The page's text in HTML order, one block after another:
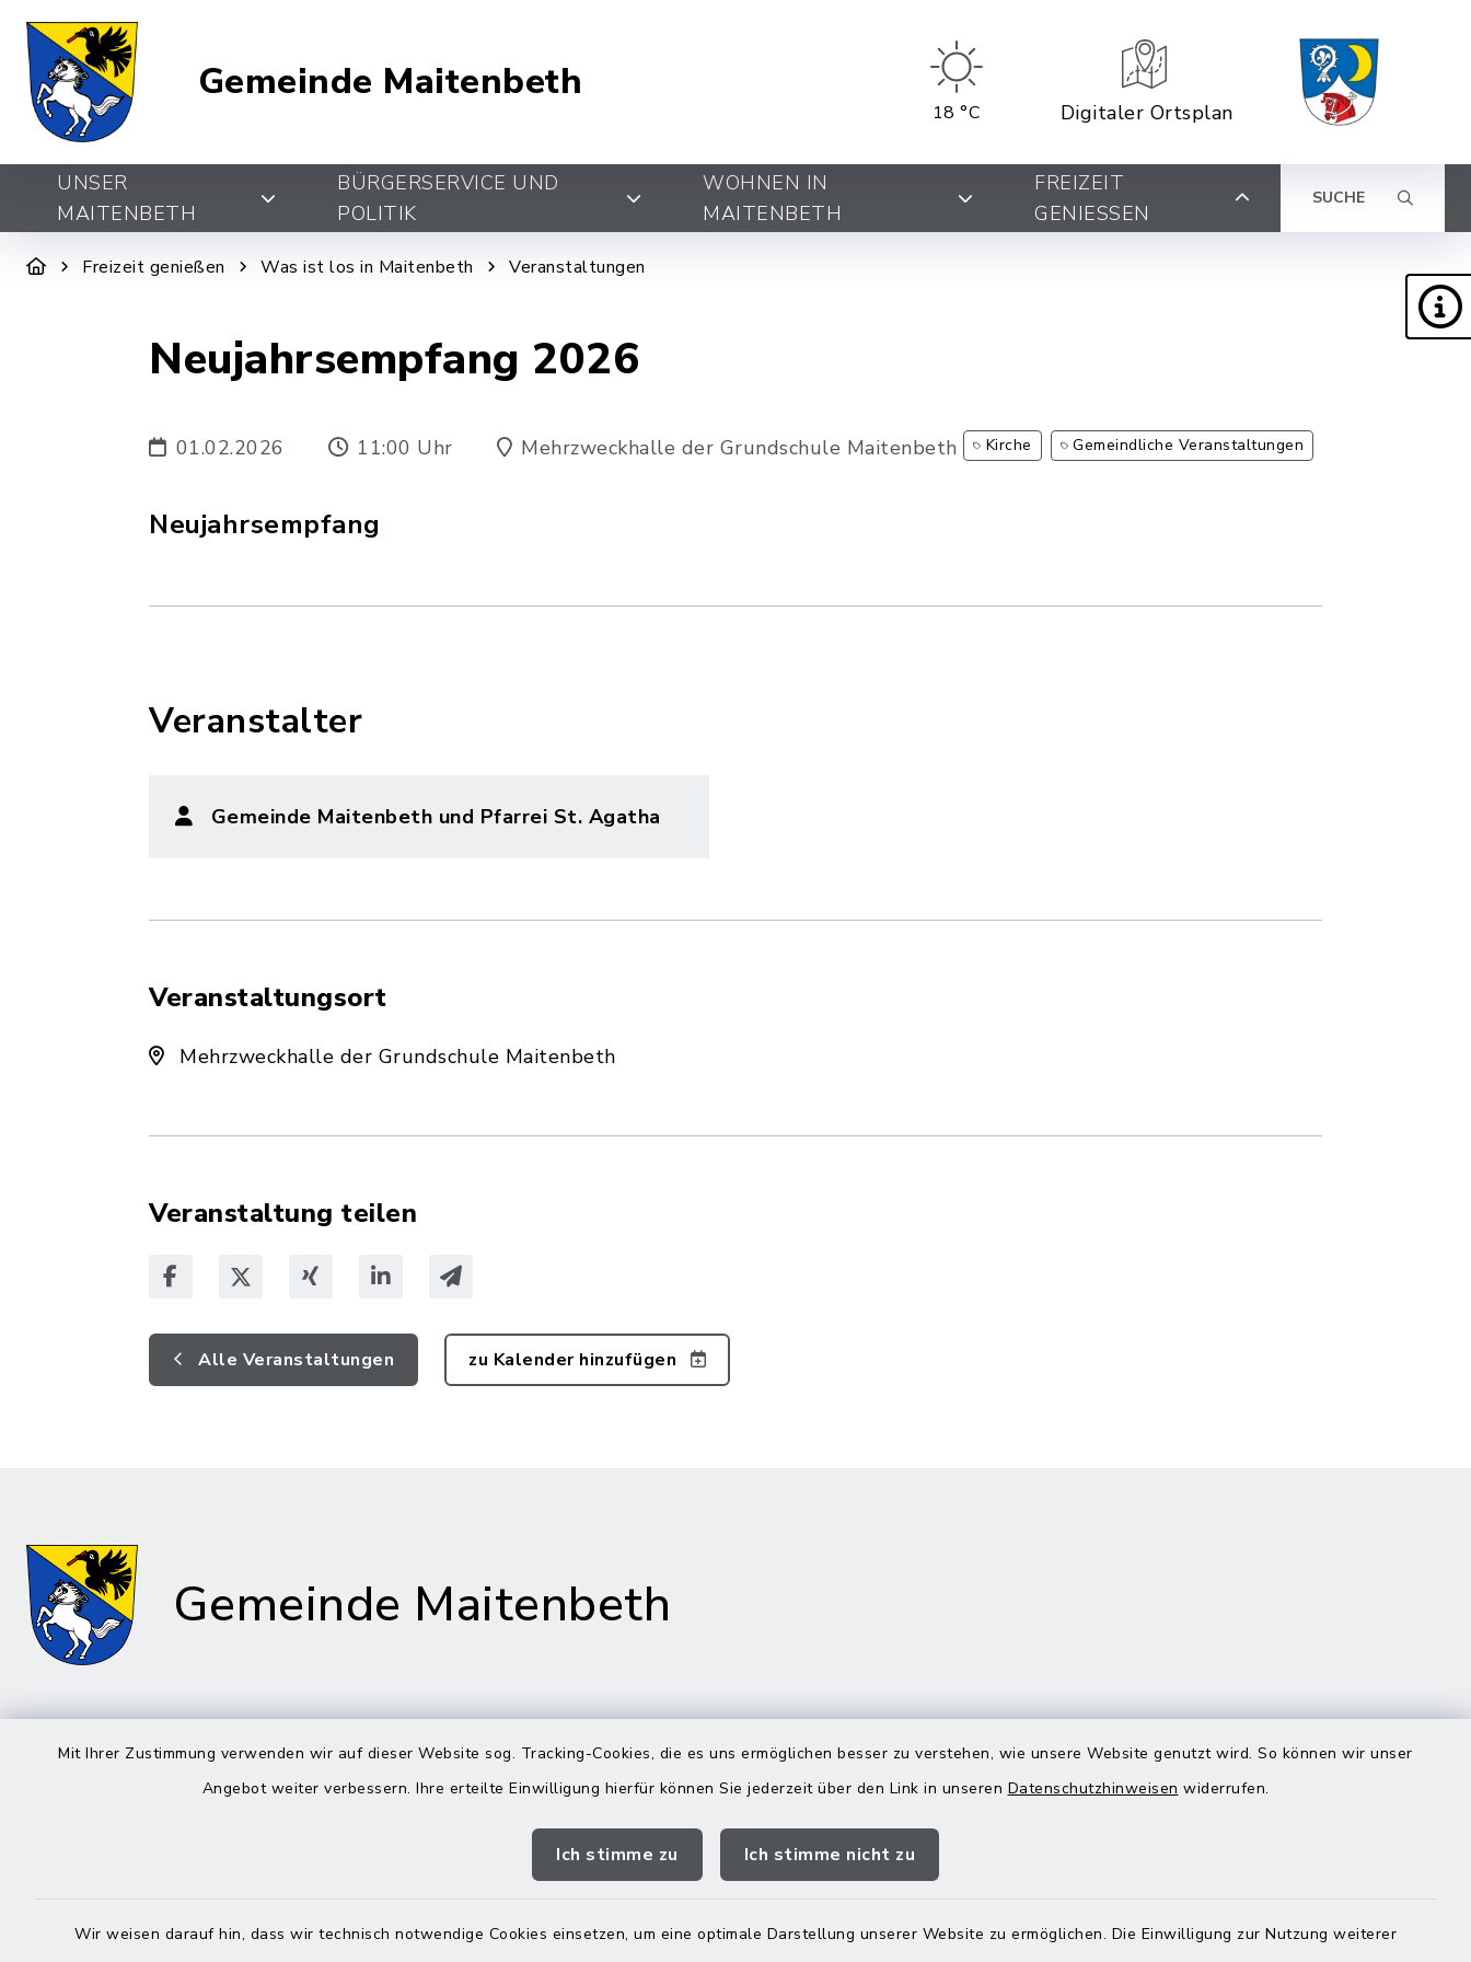
Mit Ihrer Zustimmung verwenden wir auf dieser Website sog. Tracking-Cookies, die es uns ermöglichen besser zu verstehen, wie unsere Website genutzt wird. So können wir unser
Angebot weiter verbessern. Ihre erteilte Einwilligung hierfür können Sie jederzeit über den Link in unseren Datenschutzhinweisen widerrufen.
Ich stimme zu Ich stimme nicht zu
Wir weisen darauf hin, dass wir technisch notwendige Cookies einsetzen, um eine optimale Darstellung unserer Website zu ermöglichen. Die Einwilligung zur Nutzung weiterer
Gemeinde Maitenbeth
18 °C Digitaler Ortsplan
UNSER
MAITENBETH
BÜRGERSERVICE UND
POLITIK
WOHNEN IN
MAITENBETH
FREIZEIT
GENIESSEN
SUCHE
Freizeit genießen Was ist los in Maitenbeth Veranstaltungen
Neujahrsempfang 2026
01.02.2026 11:00 Uhr Mehrzweckhalle der Grundschule Maitenbeth Kirche Gemeindliche Veranstaltungen
Neujahrsempfang
Veranstalter
Gemeinde Maitenbeth und Pfarrei St. Agatha
Veranstaltungsort
Mehrzweckhalle der Grundschule Maitenbeth
Veranstaltung teilen
Alle Veranstaltungen zu Kalender hinzufügen
Gemeinde Maitenbeth
Rathaus in Maitenbeth Öffnungszeiten
Montag bis Freitag:
08:00-12:00 Uhr
Donnerstag zusätzlich:
13:00-18:00 Uhr
Rathaus in
Rechtmehring
Korbiniansweg 3
83562 Rechtmehring
08076 8595
Quicklinks
Landratsamt Mühldorf